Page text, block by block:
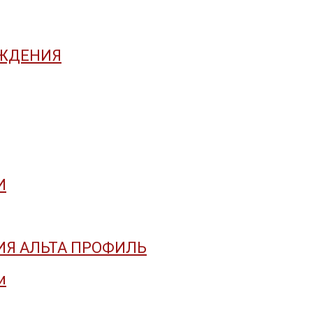
АЛЬТА ПРОФИЛЬ